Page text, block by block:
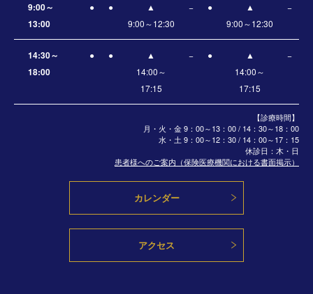
【診療時間】
月・火・金 9：00～13：00 / 14：30～18：00
水・土9：00～12：30 / 14：00～17：15
休診日：木・日
患者様へのご案内（保険医療機関における書面掲示）
9:00～
13:00
● ●
▲
9:00～12:30
− ●
▲
9:00～12:30
−
14:30～
18:00
● ●
▲
14:00～
17:15
− ●
▲
14:00～
17:15
−
カレンダー
アクセス